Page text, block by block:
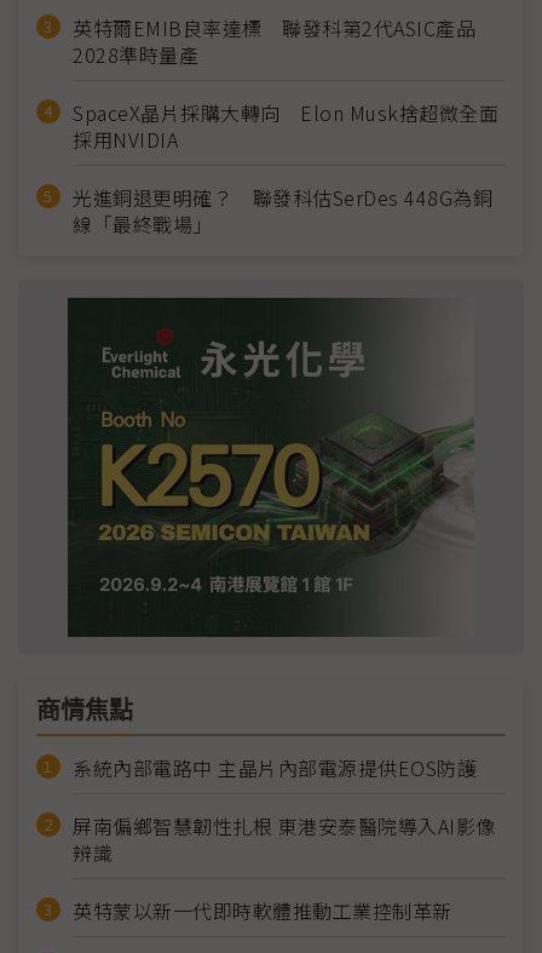
英特爾EMIB良率達標 聯發科第2代ASIC產品
2028準時量產
SpaceX晶片採購大轉向 Elon Musk捨超微全面
採用NVIDIA
光進銅退更明確？ 聯發科估SerDes 448G為銅
線「最終戰場」
商情焦點
系統內部電路中 主晶片內部電源提供EOS防護
屏南偏鄉智慧韌性扎根 東港安泰醫院導入AI影像
辨識
英特蒙以新一代即時軟體推動工業控制革新